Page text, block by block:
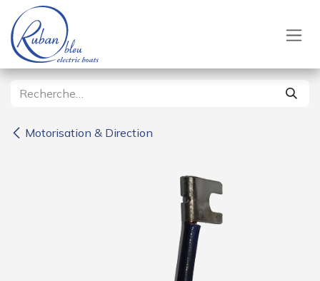
Se rendre au contenu
Motorisation & Direction